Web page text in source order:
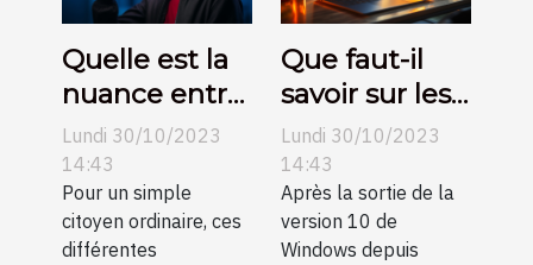
Quelle est la
nuance entre
DROM et
TOM ?
Lundi 30/10/2023
14:43
Pour un simple
citoyen ordinaire, ces
différentes
Que faut-il
savoir sur les
clés de
licence
Windows 10 ?
Lundi 30/10/2023
14:43
Après la sortie de la
version 10 de
Windows depuis